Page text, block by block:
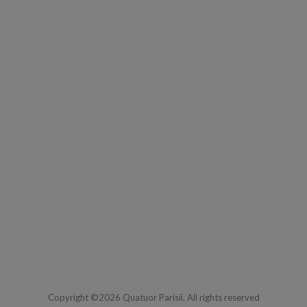
Copyright ©2026 Quatuor Parisii, All rights reserved